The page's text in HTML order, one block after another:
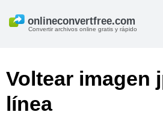
Convertir archivos online gratis y rápido
Voltear imagen
línea